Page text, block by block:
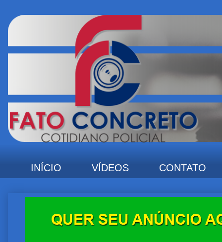
INÍCIO VÍDEOS CONTATO